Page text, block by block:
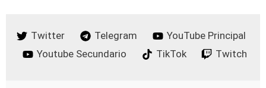
Twitter Telegram
YouTube Principal
Youtube Secundario
TikTok Twitch